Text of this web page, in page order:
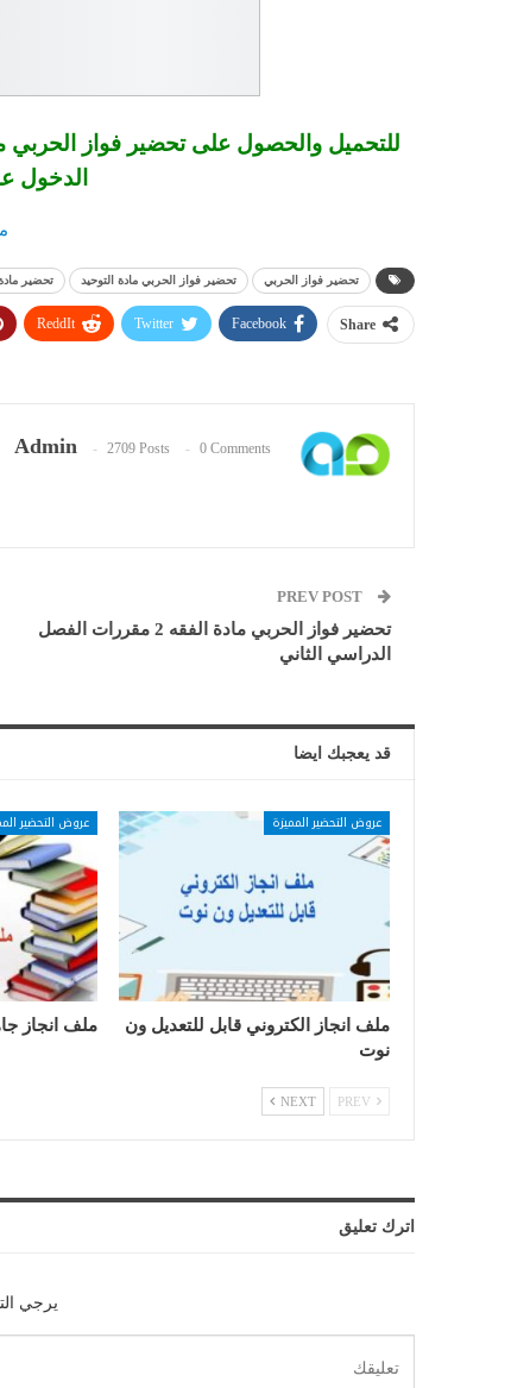
الدخول
تحضير فواز الحربي تحضير فواز الحربي مادة التوحيد تحضير
Share
Facebook
Twitter
ReddIt
Admin 2709 Posts 0 Comments
تحضير فواز الحربي مادة الفقه 2 مقررات الفصل
الدراسي الثاني
قد يعجبك ايضا
عروض التحضير المميزة
ملف انجاز الكتروني قابل للتعديل ون
نوت
عروض التحضير
ملف انجاز
NEXT
اترك تعليق
يرجي